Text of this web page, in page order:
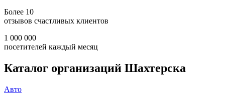
Более 10
отзывов счастливых клиентов
1 000 000
посетителей каждый месяц
Каталог организаций Шахтерска
Авто